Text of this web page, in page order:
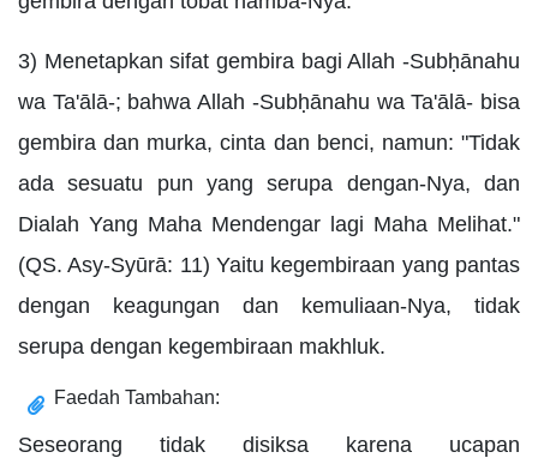
3) Menetapkan sifat gembira bagi Allah -Subḥānahu
wa Ta'ālā-; bahwa Allah -Subḥānahu wa Ta'ālā- bisa
gembira dan murka, cinta dan benci, namun: "Tidak
ada sesuatu pun yang serupa dengan-Nya, dan
Dialah Yang Maha Mendengar lagi Maha Melihat."
(QS. Asy-Syūrā: 11) Yaitu kegembiraan yang pantas
dengan keagungan dan kemuliaan-Nya, tidak
serupa dengan kegembiraan makhluk.
Faedah Tambahan:
Seseorang tidak disiksa karena ucapan